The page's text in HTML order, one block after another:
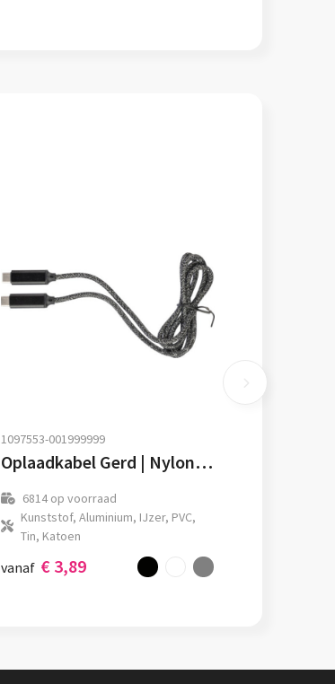
1097553-001999999
Oplaadkabel Gerd | Nylon | 100W
6814 op voorraad
Kunststof, Aluminium, IJzer, PVC,
Tin, Katoen
vanaf € 3,89